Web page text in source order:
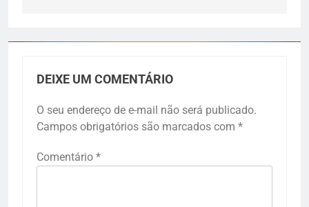
DEIXE UM COMENTÁRIO
O seu endereço de e-mail não será publicado.
Campos obrigatórios são marcados com *
Comentário *